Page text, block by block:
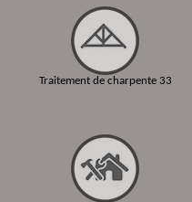
Traitement de charpente 33